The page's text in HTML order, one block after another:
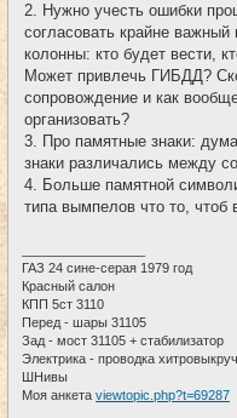
2. Нужно учесть ошибки
согласовать крайне важный
колонны: кто будет вести,
Может привлечь ГИБДД?
сопровождение и как
организовать?
3. Про памятные знаки:
знаки различались между
4. Больше памятной
типа вымпелов что то,
ГАЗ 24 сине-серая 1979 год
Красный салон
КПП 5ст 3110
Перед - шары 31105
Зад - мост 31105 + стабилизатор
Электрика - проводка
ШНивы
Моя анкета viewtopic.php?t=69287